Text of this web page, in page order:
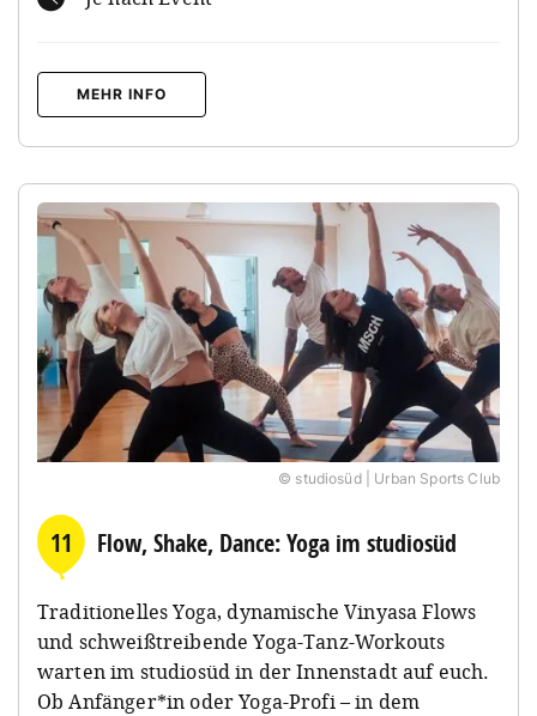
MEHR INFO
© studiosüd | Urban Sports Club
11 Flow, Shake, Dance: Yoga im studiosüd
Traditionelles Yoga, dynamische Vinyasa Flows
und schweißtreibende Yoga-Tanz-Workouts
warten im studiosüd in der Innenstadt auf euch.
Ob Anfänger*in oder Yoga-Profi – in dem